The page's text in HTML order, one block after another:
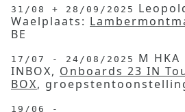
31/08 + 28/09/2025
Waelplaats:
BE
17/07 - 24/08/2025
M HKA
INBOX, Onboards 23 IN
BOX,
19/06 -